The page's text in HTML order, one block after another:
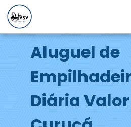
Aluguel de
Diária